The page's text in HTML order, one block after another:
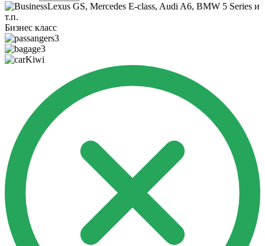
Lexus GS, Mercedes E-class, Audi A6, BMW 5 Series и
т.п.
Бизнес класс
3
3
Kiwi